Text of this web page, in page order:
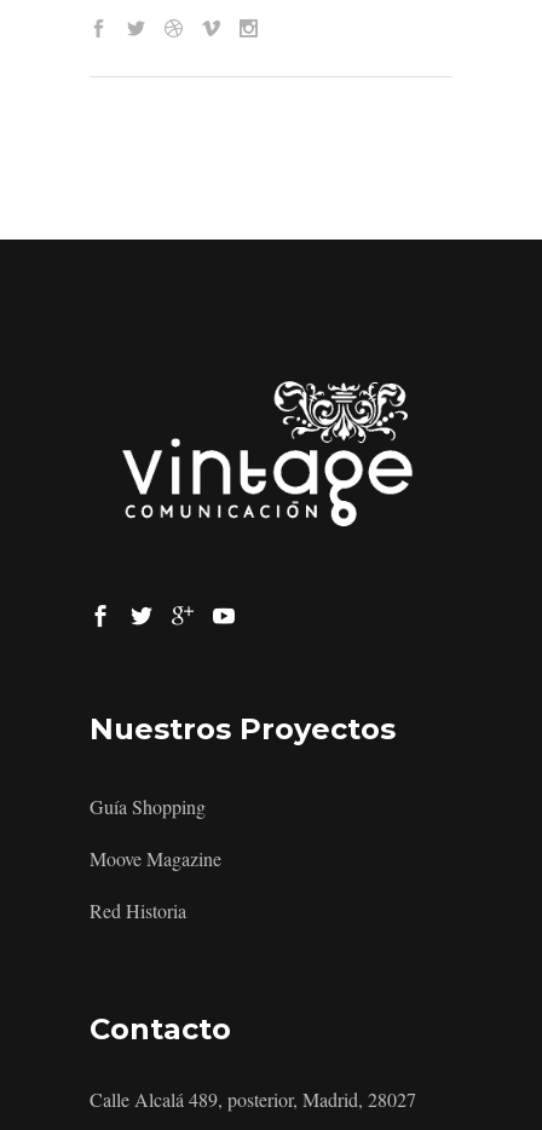
Nuestros Proyectos
Guía Shopping
Moove Magazine
Red Historia
Contacto
Calle Alcalá 489, posterior, Madrid, 28027